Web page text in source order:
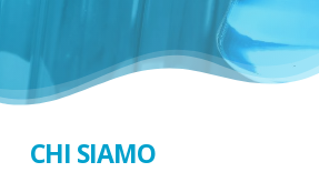
CHI SIAMO